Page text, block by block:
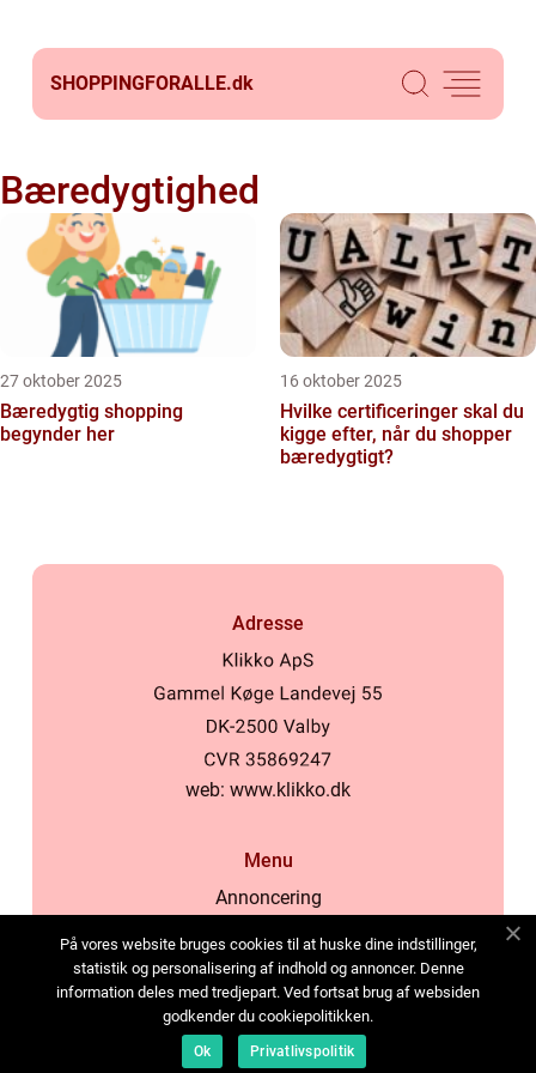
SHOPPINGFORALLE.dk
Bæredygtighed
27 oktober 2025
Bæredygtig shopping
begynder her
16 oktober 2025
Hvilke certificeringer skal du
kigge efter, når du shopper
bæredygtigt?
Adresse
web: www.klikko.dk
Menu
Annoncering
Cookies
Kontakt os
Sitemap
På vores website bruges cookies til at huske dine indstillinger,
statistik og personalisering af indhold og annoncer. Denne
information deles med tredjepart. Ved fortsat brug af websiden
godkender du cookiepolitikken.
Ok Privatlivspolitik